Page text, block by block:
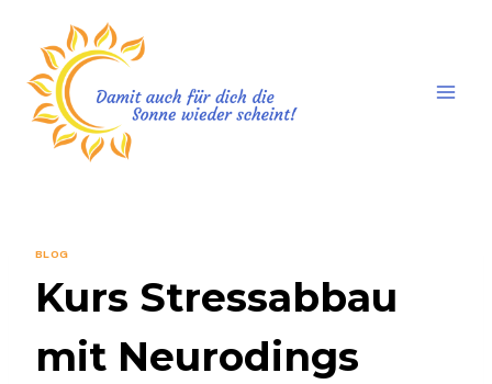
springen
BLOG
Kurs Stressabbau
mit Neurodings